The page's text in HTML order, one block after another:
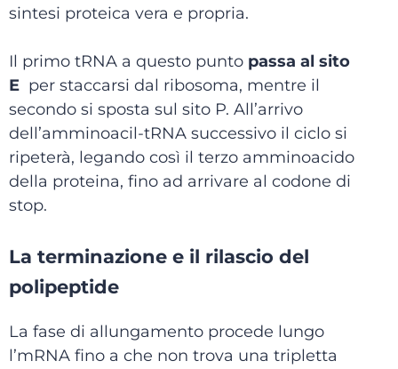
sintesi proteica vera e propria.
Il primo tRNA a questo punto passa al sito
E per staccarsi dal ribosoma, mentre il
secondo si sposta sul sito P. All’arrivo
dell’amminoacil-tRNA successivo il ciclo si
ripeterà, legando così il terzo amminoacido
della proteina, fino ad arrivare al codone di
stop.
La terminazione e il rilascio del
polipeptide
La fase di allungamento procede lungo
l’mRNA fino a che non trova una tripletta